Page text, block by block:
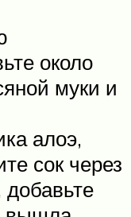
около
муки и
алоэ,
сок через